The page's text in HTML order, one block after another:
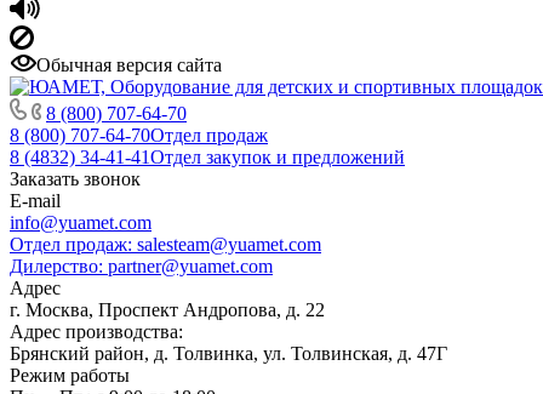
Обычная версия сайта
8 (800) 707-64-70
8 (800) 707-64-70Отдел продаж
8 (4832) 34-41-41Отдел закупок и предложений
Заказать звонок
E-mail
info@yuamet.com
Отдел продаж: salesteam@yuamet.com
Дилерство: partner@yuamet.com
Адрес
г. Москва, Проспект Андропова, д. 22
Адрес производства:
Брянский район, д. Толвинка, ул. Толвинская, д. 47Г
Режим работы